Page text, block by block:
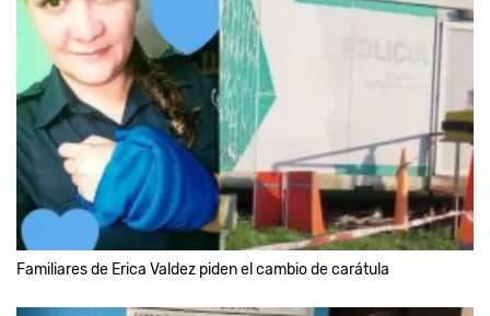
Familiares de Erica Valdez piden el cambio de carátula